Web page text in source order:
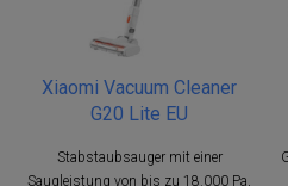
Xiaomi Vacuum Cleaner
G20 Lite EU
Stabstaubsauger mit einer
Saugleistung von bis zu 18.000 Pa,